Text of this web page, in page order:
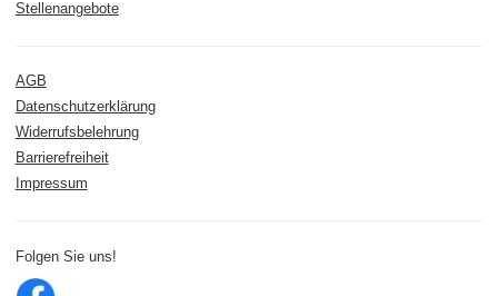
Stellenangebote
AGB
Datenschutzerklärung
Widerrufsbelehrung
Barrierefreiheit
Impressum
Folgen Sie uns!